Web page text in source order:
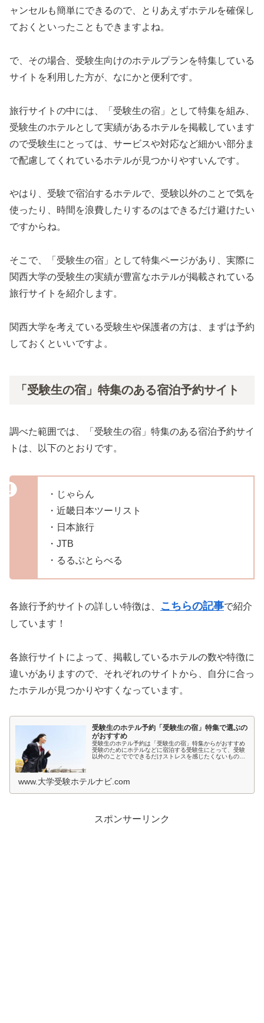
ャンセルも簡単にできるので、とりあえずホテルを確保し
ておくといったこともできますよね。
で、その場合、受験生向けのホテルプランを特集している
サイトを利用した方が、なにかと便利です。
旅行サイトの中には、「受験生の宿」として特集を組み、
受験生のホテルとして実績があるホテルを掲載しています
ので受験生にとっては、サービスや対応など細かい部分ま
で配慮してくれているホテルが見つかりやすいんです。
やはり、受験で宿泊するホテルで、受験以外のことで気を
使ったり、時間を浪費したりするのはできるだけ避けたい
ですからね。
そこで、「受験生の宿」として特集ページがあり、実際に
関西大学の受験生の実績が豊富なホテルが掲載されている
旅行サイトを紹介します。
関西大学を考えている受験生や保護者の方は、まずは予約
しておくといいですよ。
「受験生の宿」特集のある宿泊予約サイト
調べた範囲では、「受験生の宿」特集のある宿泊予約サイ
トは、以下のとおりです。
・じゃらん
・近畿日本ツーリスト
・日本旅行
・JTB
・るるぶとらべる
各旅行予約サイトの詳しい特徴は、 こちらの記事で紹介
しています！
各旅行サイトによって、掲載しているホテルの数や特徴に
違いがありますので、それぞれのサイトから、自分に合っ
たホテルが見つかりやすくなっています。
受験生のホテル予約「受験生の宿」特集で選ぶの
がおすすめ
受験生のホテル予約は「受験生の宿」特集からがおすすめ
受験のためにホテルなどに宿泊する受験生にとって、受験
以外のことででできるだけストレスを感じたくないもので
www.大学受験ホテルナビ.com
スポンサーリンク